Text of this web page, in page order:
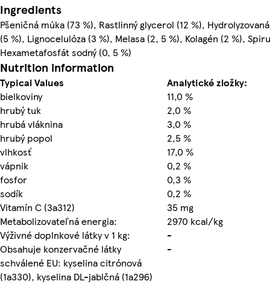
Ingredients
Pšeničná múka (73 %), Rastlinný glycerol (12 %),
(5 %), Lignocelulóza (3 %), Melasa (2, 5 %), Kolagén (2 %),
Hexametafosfát sodný (0, 5 %)
Nutrition information
Typical Values
Analytické zložky:
bielkoviny
11,0 %
hrubý tuk
2,0 %
hrubá vláknina
3,0 %
hrubý popol
2,5 %
vlhkosť
17,0 %
vápnik
0,2 %
fosfor
0,3 %
sodík
0,2 %
Vitamín C (3a312)
35 mg
Metabolizovateľná energia:
2970 kcal/kg
Výživné doplnkové látky v 1 kg:
-
Obsahuje konzervačné látky
schválené EU: kyselina citrónová
(1a330), kyselina DL-jablčná (1a296)
-